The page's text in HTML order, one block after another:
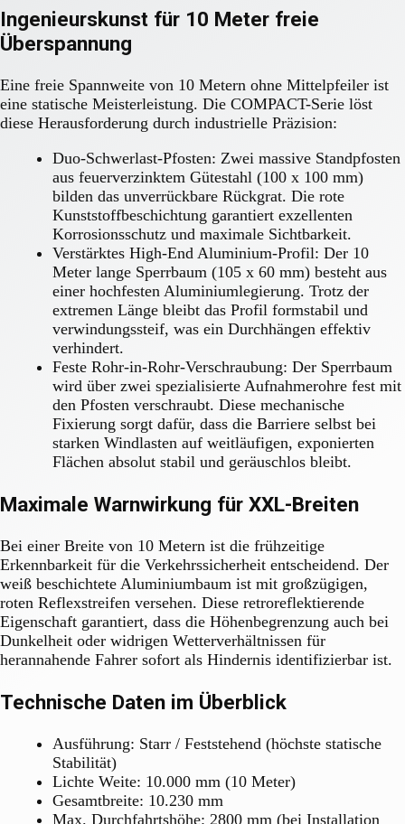
Ingenieurskunst für 10 Meter freie
Überspannung
Eine freie Spannweite von 10 Metern ohne Mittelpfeiler ist
eine statische Meisterleistung. Die COMPACT-Serie löst
diese Herausforderung durch industrielle Präzision:
Duo-Schwerlast-Pfosten: Zwei massive Standpfosten
aus feuerverzinktem Gütestahl (100 x 100 mm)
bilden das unverrückbare Rückgrat. Die rote
Kunststoffbeschichtung garantiert exzellenten
Korrosionsschutz und maximale Sichtbarkeit.
Verstärktes High-End Aluminium-Profil: Der 10
Meter lange Sperrbaum (105 x 60 mm) besteht aus
einer hochfesten Aluminiumlegierung. Trotz der
extremen Länge bleibt das Profil formstabil und
verwindungssteif, was ein Durchhängen effektiv
verhindert.
Feste Rohr-in-Rohr-Verschraubung: Der Sperrbaum
wird über zwei spezialisierte Aufnahmerohre fest mit
den Pfosten verschraubt. Diese mechanische
Fixierung sorgt dafür, dass die Barriere selbst bei
starken Windlasten auf weitläufigen, exponierten
Flächen absolut stabil und geräuschlos bleibt.
Maximale Warnwirkung für XXL-Breiten
Bei einer Breite von 10 Metern ist die frühzeitige
Erkennbarkeit für die Verkehrssicherheit entscheidend. Der
weiß beschichtete Aluminiumbaum ist mit großzügigen,
roten Reflexstreifen versehen. Diese retroreflektierende
Eigenschaft garantiert, dass die Höhenbegrenzung auch bei
Dunkelheit oder widrigen Wetterverhältnissen für
herannahende Fahrer sofort als Hindernis identifizierbar ist.
Technische Daten im Überblick
Ausführung: Starr / Feststehend (höchste statische
Stabilität)
Lichte Weite: 10.000 mm (10 Meter)
Gesamtbreite: 10.230 mm
Max. Durchfahrtshöhe: 2800 mm (bei Installation